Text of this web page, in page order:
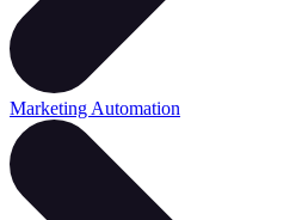
Marketing Automation